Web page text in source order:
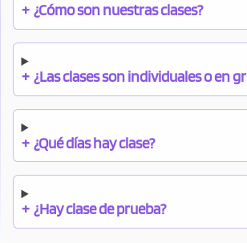
+ ¿Cómo son nuestras clases?
+ ¿Las clases son individuales o en
+ ¿Qué días hay clase?
+ ¿Hay clase de prueba?